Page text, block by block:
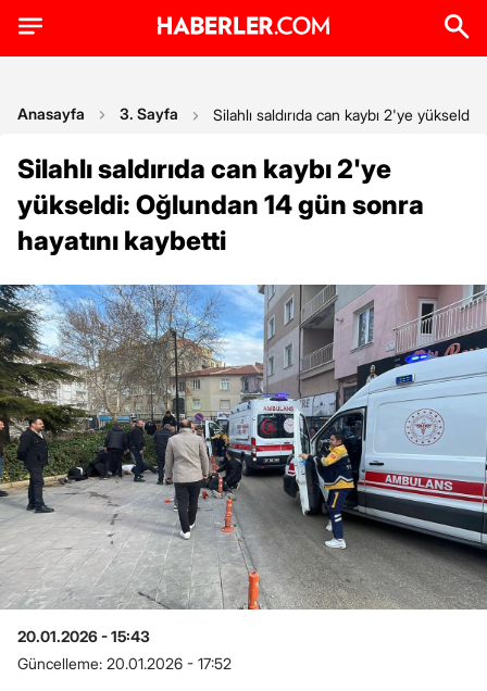
Anasayfa 3. Sayfa Silahlı saldırıda can kaybı 2'ye
Silahlı saldırıda can kaybı 2'ye
yükseldi: Oğlundan 14 gün sonra
hayatını kaybetti
20.01.2026 - 15:43
Güncelleme: 20.01.2026 - 17:52